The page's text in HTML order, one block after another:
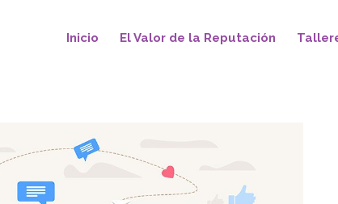
Inicio El Valor de la Reputación